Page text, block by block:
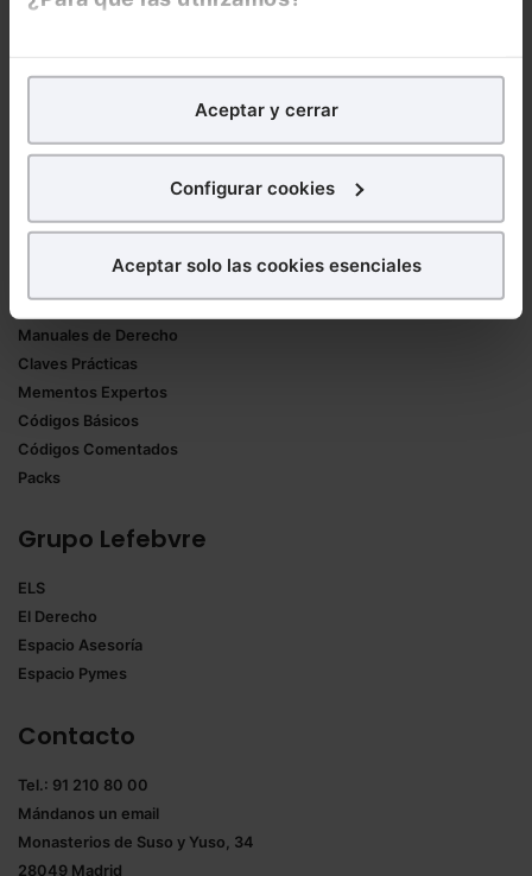
analíticospara tratar demejorar tu experienciaen
nuestra página web. También con fines publicitarios,
para poder mostrarte publicidad y contenidos de tu
¿Qué puedes hacer?
experiencia en la web sea óptima
Puedesaceptar solo las esenciales
todas las cookies excepto aquellas imprescindibles.
También puedes
seleccionar solo aquellas que quieras permitir en tu
navegador. Si no seleccionas ninguna utilizaremos
las que sean indispensables para la navegación.
Saber más acerca de las cookies
Aceptar y cerrar
Configurar cookies
Aceptar solo las cookies esenciales
Lefebvre
Trabaja con nosotros
Productos
Formularios Jurídicos
Manuales de Derecho
Claves Prácticas
Mementos Expertos
Códigos Básicos
Códigos Comentados
Packs
Grupo Lefebvre
ELS
El Derecho
Espacio Asesoría
Espacio Pymes
Contacto
Tel.: 91 210 80 00
Mándanos un email
Monasterios de Suso y Yuso, 34
28049 Madrid